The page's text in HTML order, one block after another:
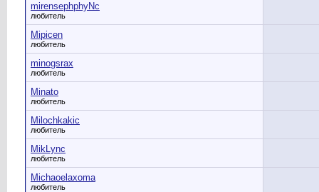
mirensephphyNc
любитель
Mipicen
любитель
minogsrax
любитель
Minato
любитель
Milochkakic
любитель
MikLync
любитель
Michaoelaxoma
любитель